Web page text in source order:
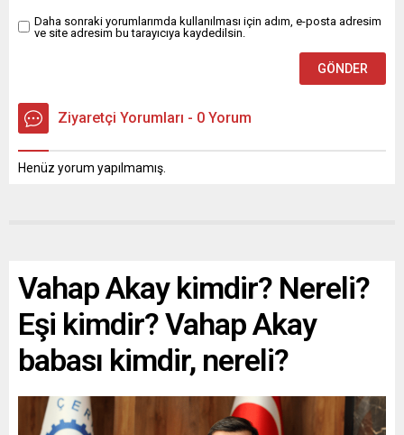
Daha sonraki yorumlarımda kullanılması için adım, e-posta adresim
ve site adresim bu tarayıcıya kaydedilsin.
Ziyaretçi Yorumları - 0 Yorum
Henüz yorum yapılmamış.
Vahap Akay kimdir? Nereli?
Eşi kimdir? Vahap Akay
babası kimdir, nereli?